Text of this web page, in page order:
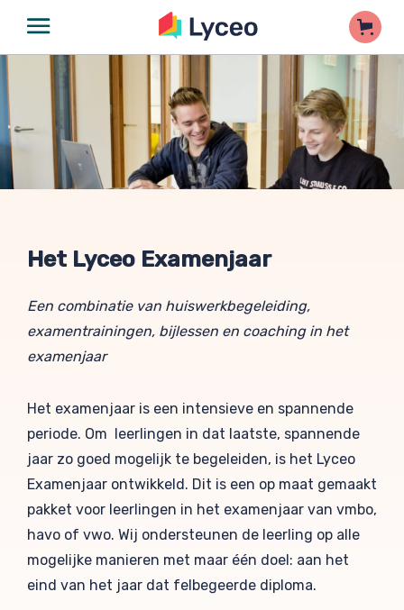
Het Lyceo Examenjaar
Een combinatie van huiswerkbegeleiding,
examentrainingen, bijlessen en coaching in het
examenjaar
Het examenjaar is een intensieve en spannende
periode. Om leerlingen in dat laatste, spannende
jaar zo goed mogelijk te begeleiden, is het Lyceo
Examenjaar ontwikkeld. Dit is een op maat gemaakt
pakket voor leerlingen in het examenjaar van vmbo,
havo of vwo. Wij ondersteunen de leerling op alle
mogelijke manieren met maar één doel: aan het
eind van het jaar dat felbegeerde diploma.